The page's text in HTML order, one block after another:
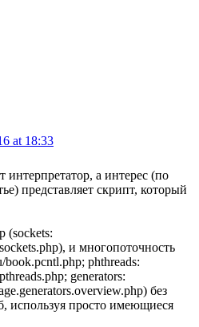
at 18:33
интерпретатор, а интерес (по
представляет скрипт, который
(sockets:
и многопоточность
phthreads:
generators:
без
используя просто имеющиеся